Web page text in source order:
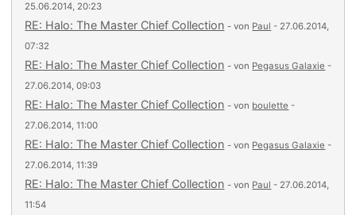
25.06.2014, 20:23
RE: Halo: The Master Chief Collection - von Paul - 27.06.2014,
07:32
RE: Halo: The Master Chief Collection - von Pegasus Galaxie -
27.06.2014, 09:03
RE: Halo: The Master Chief Collection - von boulette -
27.06.2014, 11:00
RE: Halo: The Master Chief Collection - von Pegasus Galaxie -
27.06.2014, 11:39
RE: Halo: The Master Chief Collection - von Paul - 27.06.2014,
11:54